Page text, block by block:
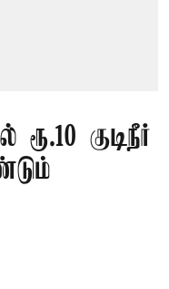
குடிநீர்